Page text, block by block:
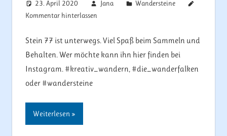
23. April 2020 Jana
Wandersteine
Kommentar hinterlassen
Stein 77 ist unterwegs. Viel Spaß beim Sammeln und
Behalten. Wer möchte kann ihn hier finden bei
Instagram. #kreativ_wandern, #die_wanderfalken
oder #wandersteine
Weiterlesen